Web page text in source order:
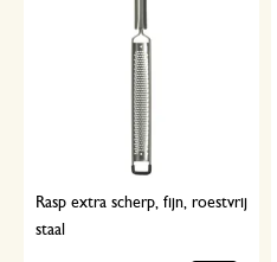
Rasp extra scherp, fijn, roestvrij
staal